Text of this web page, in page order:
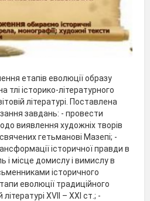
етапів еволюції образу
тлі історико-літературного
літературі. Поставлена
завдань: - провести
виявлення художніх творів
гетьманові Мазепі; -
історичної правди в
і місце домислу і вимислу в
історичного
еволюції традиційного
ХVІІ – ХХІ ст.; -